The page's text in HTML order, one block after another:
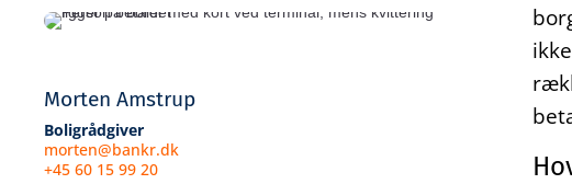
Morten Amstrup
Boligrådgiver
morten@bankr.dk
+45 60 15 99 20